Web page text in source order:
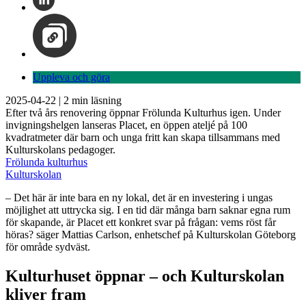
Uppleva och göra
2025-04-22 | 2 min läsning
Efter två års renovering öppnar Frölunda Kulturhus igen. Under
invigningshelgen lanseras Placet, en öppen ateljé på 100
kvadratmeter där barn och unga fritt kan skapa tillsammans med
Kulturskolans pedagoger.
Frölunda kulturhus
Kulturskolan
– Det här är inte bara en ny lokal, det är en investering i ungas
möjlighet att uttrycka sig. I en tid där många barn saknar egna rum
för skapande, är Placet ett konkret svar på frågan: vems röst får
höras? säger Mattias Carlson, enhetschef på Kulturskolan Göteborg
för område sydväst.
Kulturhuset öppnar – och Kulturskolan
kliver fram